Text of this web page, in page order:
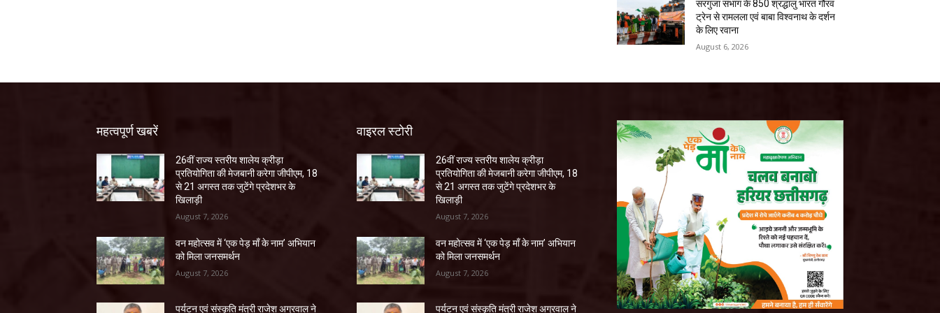
सरगुजा संभाग के 850 श्रद्धालु भारत गौरव
ट्रेन से रामलला एवं बाबा विश्वनाथ के दर्शन
के लिए रवाना
August 6, 2026
महत्वपूर्ण खबरें
26वीं राज्य स्तरीय शालेय क्रीड़ा
प्रतियोगिता की मेजबानी करेगा जीपीएम, 18
से 21 अगस्त तक जुटेंगे प्रदेशभर के
खिलाड़ी
August 7, 2026
वन महोत्सव में ‘एक पेड़ माँ के नाम’ अभियान
को मिला जनसमर्थन
August 7, 2026
पर्यटन एवं संस्कृति मंत्री राजेश अग्रवाल ने
वाइरल स्टोरी
26वीं राज्य स्तरीय शालेय क्रीड़ा
प्रतियोगिता की मेजबानी करेगा जीपीएम, 18
से 21 अगस्त तक जुटेंगे प्रदेशभर के
खिलाड़ी
August 7, 2026
वन महोत्सव में ‘एक पेड़ माँ के नाम’ अभियान
को मिला जनसमर्थन
August 7, 2026
पर्यटन एवं संस्कृति मंत्री राजेश अग्रवाल ने